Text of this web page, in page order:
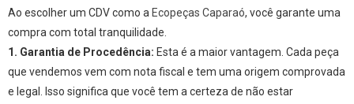
Ao escolher um CDV como a Ecopeças Caparaó, você garante uma
compra com total tranquilidade.
1. Garantia de Procedência: Esta é a maior vantagem. Cada peça
que vendemos vem com nota fiscal e tem uma origem comprovada
e legal. Isso significa que você tem a certeza de não estar